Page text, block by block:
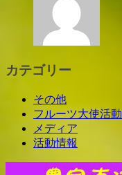
カテゴリー
その他
フルーツ大使活動
メディア
活動情報